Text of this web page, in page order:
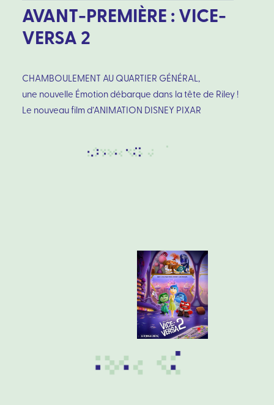
AVANT-PREMIÈRE : VICE-
VERSA 2
CHAMBOULEMENT AU QUARTIER GÉNÉRAL,
une nouvelle Émotion débarque dans la tête de Riley !
Le nouveau film d’ANIMATION DISNEY PIXAR